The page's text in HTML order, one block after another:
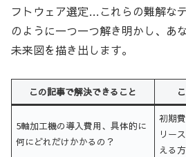
フトウェア選定…これらの難解な
のように一つ一つ解き明かし、あ
未来図を描き出します。
この記事で解決できること
5軸加工機の導入費用、具体的に
何にどれだけかかるの？
初期
リー
える